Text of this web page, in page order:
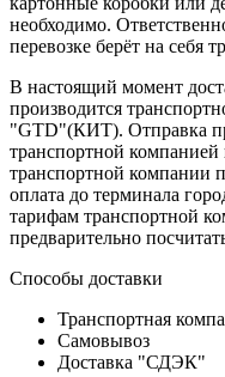
необходимо.
перевозке берёт на себя
В настоящий момент
производится
"GTD"(КИТ). Отправка
транспортной
транспортной компании
оплата до терминала
тарифам транспортной
предварительно
Способы доставки
Транспортная
Самовывоз
Доставка "СДЭК"